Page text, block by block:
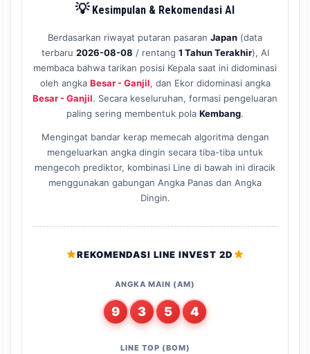
💡Kesimpulan & Rekomendasi AI
Berdasarkan riwayat putaran pasaran Japan (data
terbaru 2026-08-08 / rentang 1 Tahun Terakhir), AI
membaca bahwa tarikan posisi Kepala saat ini didominasi
oleh angka Besar - Ganjil, dan Ekor didominasi angka
Besar - Ganjil. Secara keseluruhan, formasi pengeluaran
paling sering membentuk pola Kembang.
Mengingat bandar kerap memecah algoritma dengan
mengeluarkan angka dingin secara tiba-tiba untuk
mengecoh prediktor, kombinasi Line di bawah ini diracik
menggunakan gabungan Angka Panas dan Angka
Dingin.
REKOMENDASI LINE INVEST 2D
ANGKA MAIN (AM)
9 3 5 4
LINE TOP (BOM)